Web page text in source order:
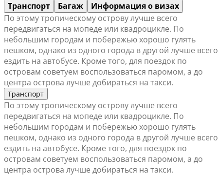
Транспорт Багаж
Информация о визах
По этому тропическому острову лучше всего
передвигаться на мопеде или квадроцикле. По
небольшим городам и побережью хорошо гулять
пешком, однако из одного города в другой лучше всего
ездить на автобусе. Кроме того, для поездок по
островам советуем воспользоваться паромом, а до
центра острова лучше добираться на такси.
Транспорт
По этому тропическому острову лучше всего
передвигаться на мопеде или квадроцикле. По
небольшим городам и побережью хорошо гулять
пешком, однако из одного города в другой лучше всего
ездить на автобусе. Кроме того, для поездок по
островам советуем воспользоваться паромом, а до
центра острова лучше добираться на такси.